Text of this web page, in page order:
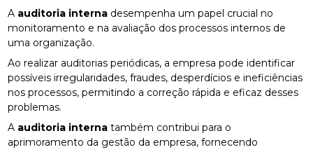
A auditoria interna desempenha um papel crucial no
monitoramento e na avaliação dos processos internos de
uma organização.
Ao realizar auditorias periódicas, a empresa pode identificar
possíveis irregularidades, fraudes, desperdícios e ineficiências
nos processos, permitindo a correção rápida e eficaz desses
problemas.
A auditoria interna também contribui para o
aprimoramento da gestão da empresa, fornecendo